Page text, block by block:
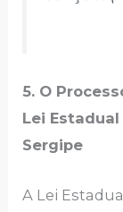
5. O
Lei Estadual
Sergipe
A Lei